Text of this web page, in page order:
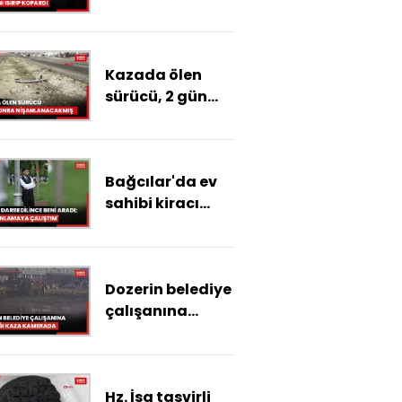
kopardı
Kazada ölen
sürücü, 2 gün
nişanlanacakmış
Bağcılar'da ev
sahibi kiracı
kalbinden
hayatını
kaybetti
Dozerin belediye
çalışanına
kamerada
Hz. İsa tasvirli